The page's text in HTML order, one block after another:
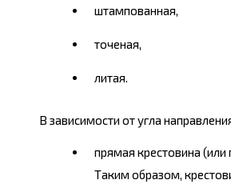
штампованная,
точеная,
литая.
В зависимости от угла
прямая крестовина
Таким образом,